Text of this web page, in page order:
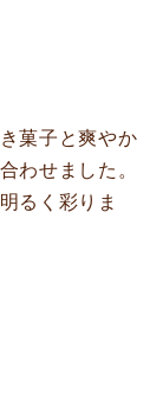
菓子と爽やか
わせました。
るく彩りま